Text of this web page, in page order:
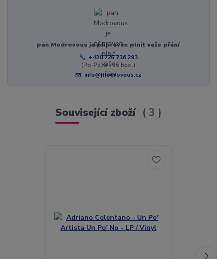
pan Modrovous je připraven plnit vaše přání
+420 725 736 293
(Po-Pá, 8 - 16 hod.)
info@modrovous.cz
Související zboží 3